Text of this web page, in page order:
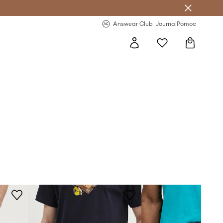
Answear Club JournalPomoc